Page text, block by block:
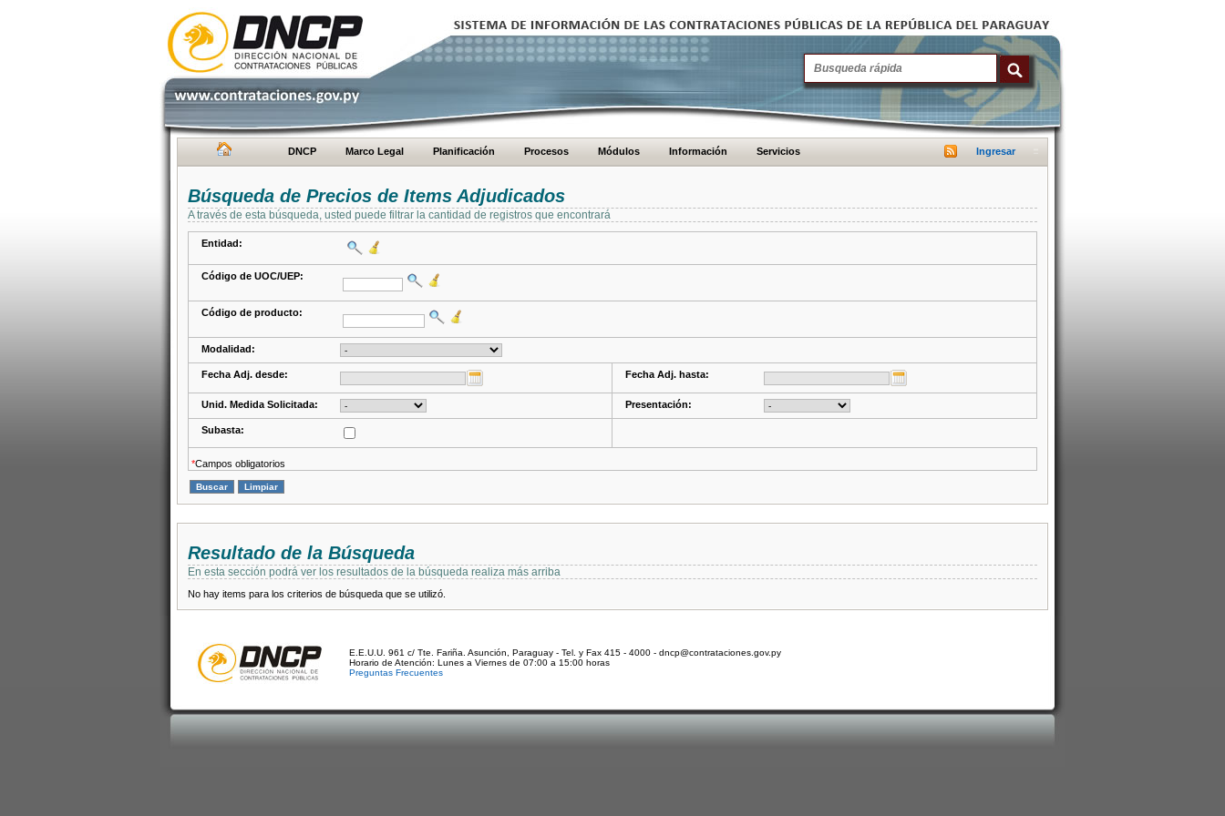
DNCP Marco Legal Planificación Procesos Módulos Información Servicios Ingresar
Búsqueda de Precios de Items Adjudicados
A través de esta búsqueda, usted puede filtrar la cantidad de registros que encontrará
Entidad:
Código de UOC/UEP:
Código de producto:
Modalidad:
Fecha Adj. desde: Fecha Adj. hasta:
Unid. Medida Solicitada: Presentación:
Subasta:
*Campos obligatorios
Resultado de la Búsqueda
En esta sección podrá ver los resultados de la búsqueda realiza más arriba
No hay items para los criterios de búsqueda que se utilizó.
E.E.U.U. 961 c/ Tte. Fariña. Asunción, Paraguay - Tel. y Fax 415 - 4000 - dncp@contrataciones.gov.py
Horario de Atención: Lunes a Viernes de 07:00 a 15:00 horas
Preguntas Frecuentes